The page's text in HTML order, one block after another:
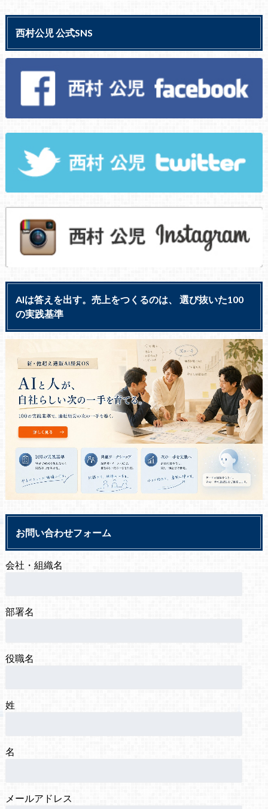
西村公児 公式SNS
AIは答えを出す。売上をつくるのは、 選び抜いた100
の実践基準
お問い合わせフォーム
会社・組織名
部署名
役職名
姓
名
メールアドレス